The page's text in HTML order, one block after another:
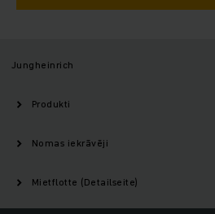
Jungheinrich
Produkti
Nomas iekrāvēji
Mietflotte (Detailseite)